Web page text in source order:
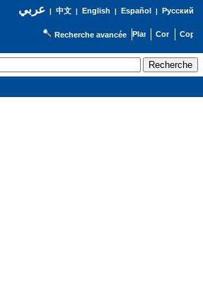
عربي| 中文| English | Español | Русский
Recherche avancée